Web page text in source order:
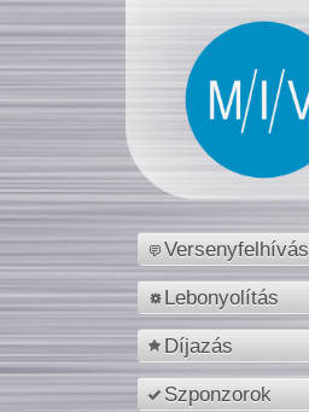
Versenyfelhívás
Lebonyolítás
Díjazás
Szponzorok